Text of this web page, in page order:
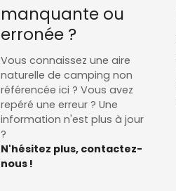
manquante ou
erronée ?
Vous connaissez une aire
naturelle de camping non
référencée ici ? Vous avez
repéré une erreur ? Une
information n'est plus à jour
?
N'hésitez plus, contactez-
nous !